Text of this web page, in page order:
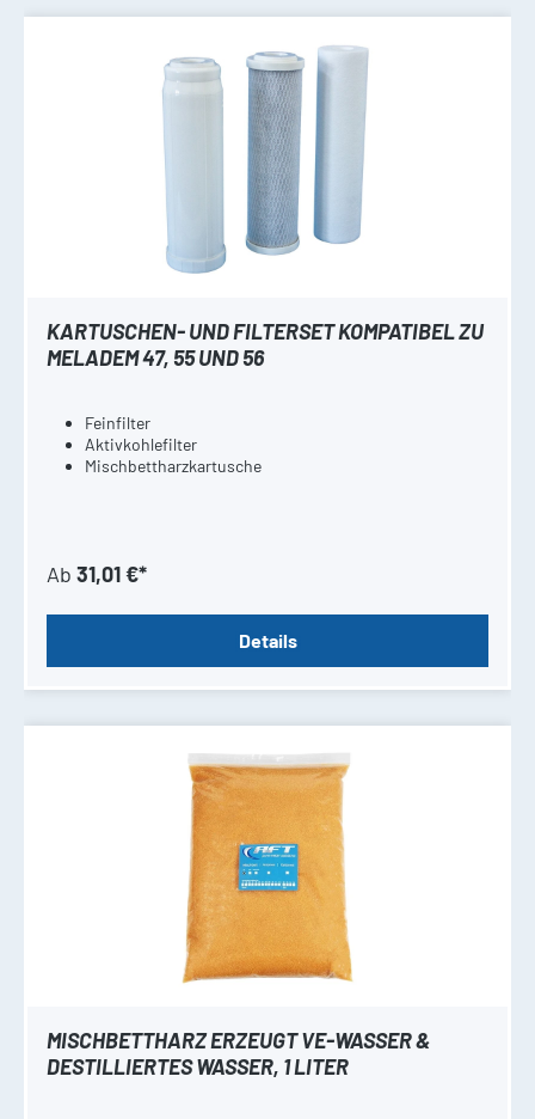
KARTUSCHEN- UND FILTERSET KOMPATIBEL ZU
MELADEM 47, 55 UND 56
Feinfilter
Aktivkohlefilter
Mischbettharzkartusche
Ab 31,01 €*
Details
MISCHBETTHARZ ERZEUGT VE-WASSER &
DESTILLIERTES WASSER, 1 LITER